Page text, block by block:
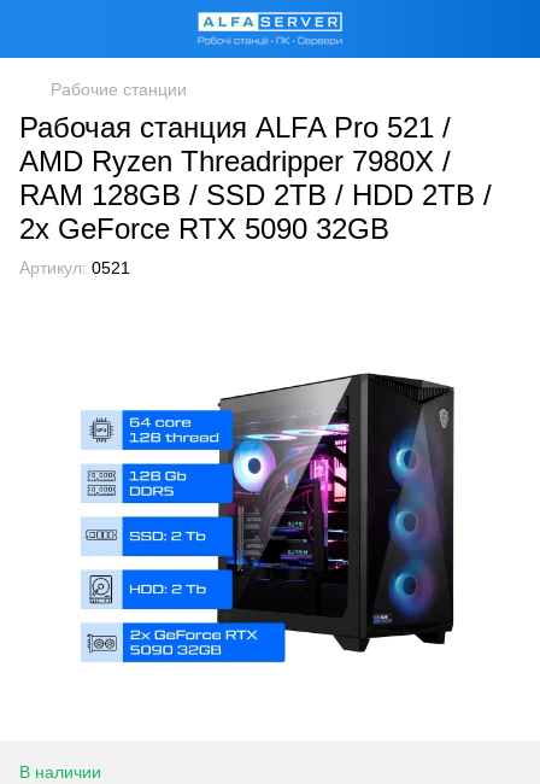
Рабочие станции
Рабочая станция ALFA Pro 521 /
AMD Ryzen Threadripper 7980X /
RAM 128GB / SSD 2TB / HDD 2TB /
2х GeForce RTX 5090 32GB
Артикул: 0521
В наличии